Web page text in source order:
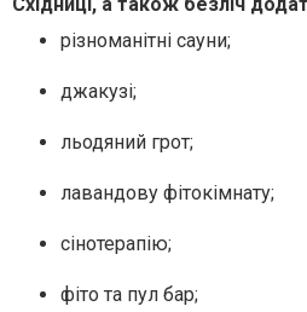
Східниці, а також безліч
різноманітні сауни;
джакузі;
льодяний грот;
лавандову фітокімнату;
сінотерапію;
фіто та пул бар;